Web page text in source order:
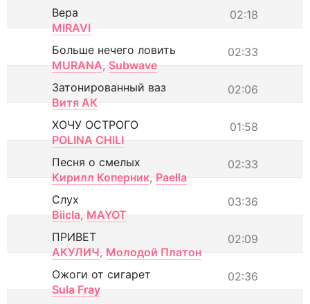
02:18
Вера
MIRAVI
02:33
Больше нечего ловить
MURANA, Subwave
02:06
Затонированный ваз
Витя АК
01:58
ХОЧУ ОСТРОГО
POLINA CHILI
02:33
Песня о смелых
Кирилл Коперник, Paella
03:36
Слух
Biicla, MAYOT
02:09
ПРИВЕТ
АКУЛИЧ, Молодой Платон
02:36
Ожоги от сигарет
Sula Fray